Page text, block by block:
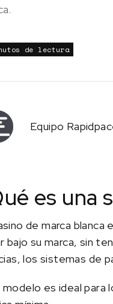
de lectura
Equipo
es una
de marca
bajo su marca, sin
los sistemas de
es ideal para